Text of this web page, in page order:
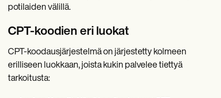
potilaiden välillä.
CPT-koodien eri luokat
CPT-koodausjärjestelmä on järjestetty kolmeen
erilliseen luokkaan, joista kukin palvelee tiettyä
tarkoitusta: